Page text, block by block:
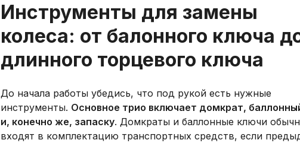
Инструменты для замены
колеса: от балонного ключа
длинного торцевого ключа
До начала работы убедись, что под рукой есть нужные
инструменты. Основное трио включает домкрат,
и, конечно же, запаску. Домкраты и баллонные ключи
входят в комплектацию транспортных средств, если